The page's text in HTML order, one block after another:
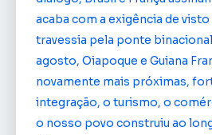
acaba com a exigência de
travessia pela ponte
agosto, Oiapoque e Guiana
novamente mais próximas,
integração, o turismo, o
o nosso povo construiu ao